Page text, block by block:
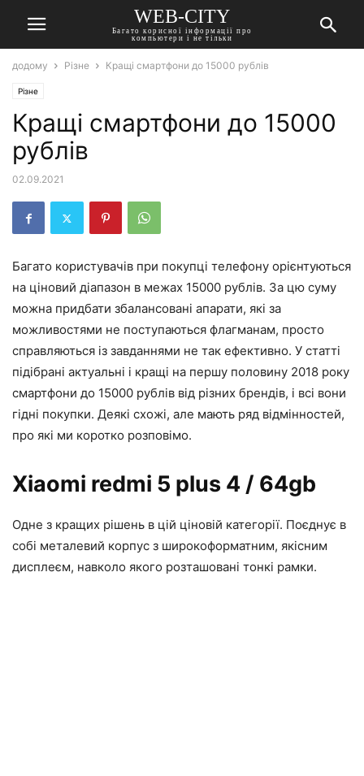
WEB-CITY
Багато корисної інформації про
компьютери і не тільки
додому Різне Кращі смартфони до 15000 рублів
Різне
Кращі смартфони до 15000
рублів
02.09.2021
Багато користувачів при покупці телефону орієнтуються
на ціновий діапазон в межах 15000 рублів. За цю суму
можна придбати збалансовані апарати, які за
можливостями не поступаються флагманам, просто
справляються із завданнями не так ефективно. У статті
підібрані актуальні і кращі на першу половину 2018 року
смартфони до 15000 рублів від різних брендів, і всі вони
гідні покупки. Деякі схожі, але мають ряд відмінностей,
про які ми коротко розповімо.
Xiaomi redmi 5 plus 4 / 64gb
Одне з кращих рішень в цій ціновій категорії. Поєднує в
собі металевий корпус з широкоформатним, якісним
дисплеєм, навколо якого розташовані тонкі рамки.